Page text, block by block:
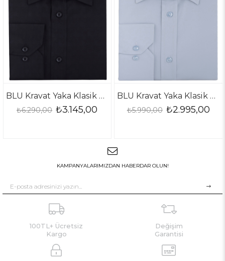
BLU Kravat Yaka Klasik Gömlek
₺3.145,00
BLU Kravat Yaka Klasik Gömlek
₺2.995,00
₺5.990,00
KAMPANYALARIMIZDAN HABERDAR OLUN!
100TL+ Ücretsiz
Kargo
Değişim
Garantisi